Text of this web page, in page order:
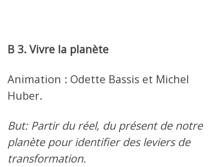
B 3. Vivre la planète
Animation : Odette Bassis et Michel
Huber.
But: Partir du réel, du présent de notre
planète pour identifier des leviers de
transformation.